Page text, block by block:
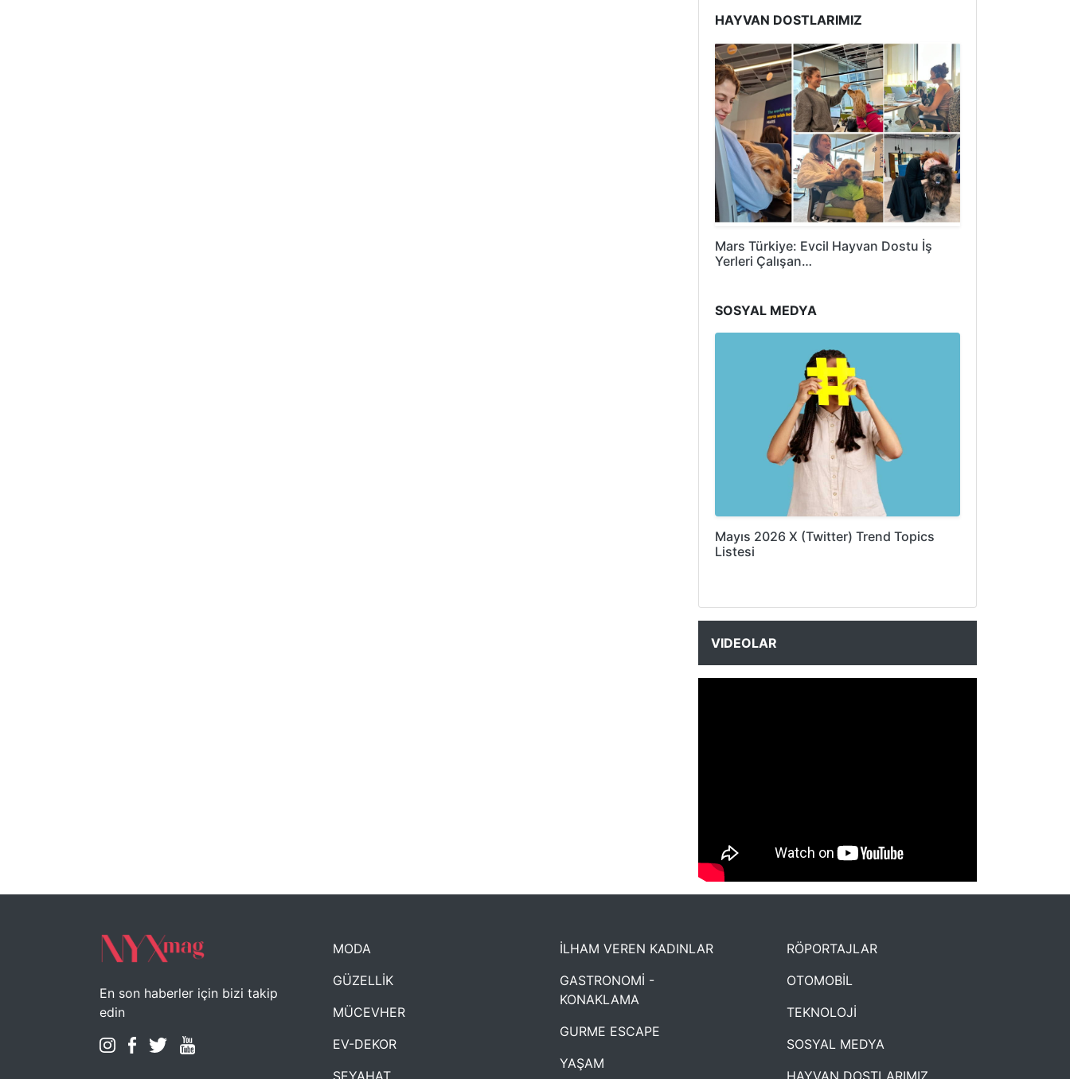
HAYVAN DOSTLARIMIZ
Mars Türkiye: Evcil Hayvan Dostu İş
Yerleri Çalışan…
SOSYAL MEDYA
Mayıs 2026 X (Twitter) Trend Topics
Listesi
VIDEOLAR
NYXmag 2. Yaş Kutlama Etkinliği
En son haberler için bizi takip
edin
MODA
GÜZELLİK
MÜCEVHER
EV-DEKOR
SEYAHAT
İLHAM VEREN KADINLAR
GASTRONOMİ -
KONAKLAMA
GURME ESCAPE
YAŞAM
RÖPORTAJLAR
OTOMOBİL
TEKNOLOJİ
SOSYAL MEDYA
HAYVAN DOSTLARIMIZ